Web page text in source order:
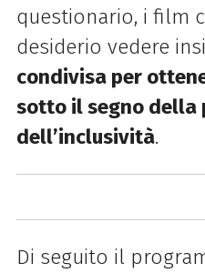
questionario, i film
desiderio vedere
condivisa per
sotto il segno della
dell’inclusività.
Di seguito il